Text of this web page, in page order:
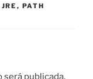
JRE , PATH
publicada.